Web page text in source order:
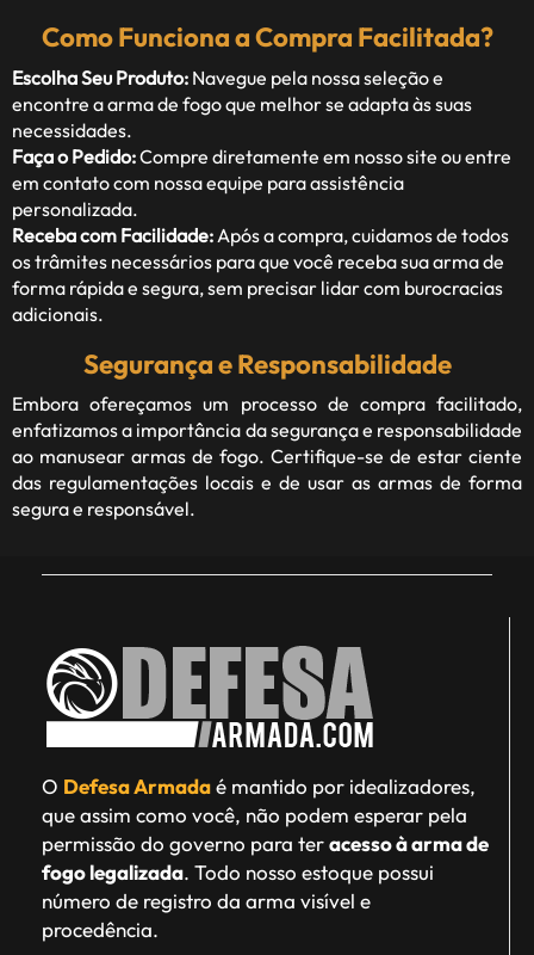
Como Funciona a Compra Facilitada?
Escolha Seu Produto: Navegue pela nossa seleção e
encontre a arma de fogo que melhor se adapta às suas
necessidades.
Faça o Pedido:Compre diretamente em nosso site ou entre
em contato com nossa equipe para assistência
personalizada.
Receba com Facilidade: Após a compra, cuidamos de todos
os trâmites necessários para que você receba sua arma de
forma rápida e segura, sem precisar lidar com burocracias
adicionais.
Segurança e Responsabilidade
Embora ofereçamos um processo de compra facilitado,
enfatizamos a importância da segurança e responsabilidade
ao manusear armas de fogo. Certifique-se de estar ciente
das regulamentações locais e de usar as armas de forma
segura e responsável.
O Defesa Armadaé mantido por idealizadores,
que assim como você, não podem esperar pela
permissão do governo para teracesso à arma de
fogo legalizada. Todo nosso estoque possui
número de registro da arma visível e
procedência.